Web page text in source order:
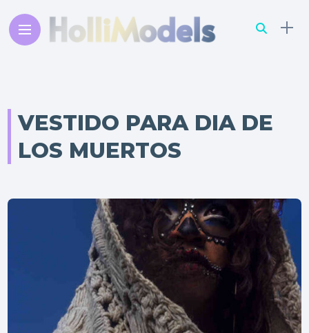
VESTIDO PARA DIA DE
LOS MUERTOS